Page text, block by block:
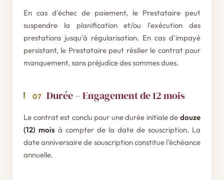
En cas d'échec de paiement, le Prestataire peut
suspendre la planification et/ou l'exécution des
prestations jusqu'à régularisation. En cas d'impayé
persistant, le Prestataire peut résilier le contrat pour
manquement, sans préjudice des sommes dues.
07 Durée – Engagement de 12 mois
Le contrat est conclu pour une durée initiale de douze
(12) mois à compter de la date de souscription. La
date anniversaire de souscription constitue l'échéance
annuelle.